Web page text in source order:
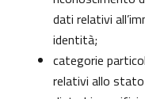
dati relativi
identità;
categorie
relativi allo stato